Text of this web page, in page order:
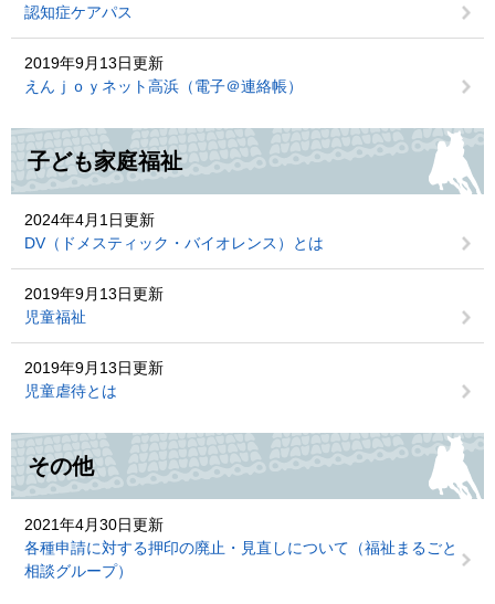
認知症ケアパス
2019年9月13日更新
えんｊｏｙネット高浜（電子＠連絡帳）
子ども家庭福祉
2024年4月1日更新
DV（ドメスティック・バイオレンス）とは
2019年9月13日更新
児童福祉
2019年9月13日更新
児童虐待とは
その他
2021年4月30日更新
各種申請に対する押印の廃止・見直しについて（福祉まるごと
相談グループ）